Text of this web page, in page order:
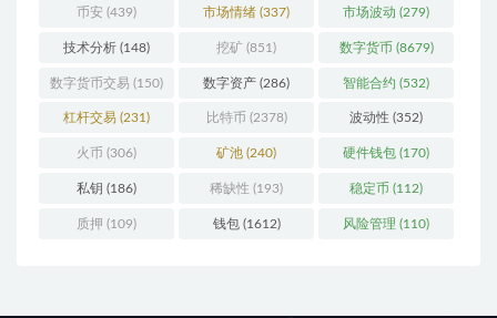
(196)
币安 (439) 市场情绪 (337) 市场波动 (279)
技术分析 (148) 挖矿 (851) 数字货币 (8679)
数字货币交易 (150) 数字资产 (286) 智能合约 (532)
杠杆交易 (231) 比特币 (2378) 波动性 (352)
火币 (306) 矿池 (240) 硬件钱包 (170)
私钥 (186) 稀缺性 (193) 稳定币 (112)
质押 (109) 钱包(1612) 风险管理 (110)